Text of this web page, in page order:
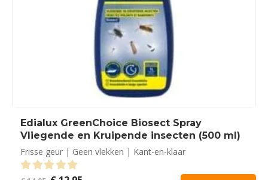
Edialux GreenChoice Biosect Spray
Vliegende en Kruipende insecten (500 ml)
Frisse geur | Geen vlekken | Kant-en-klaar